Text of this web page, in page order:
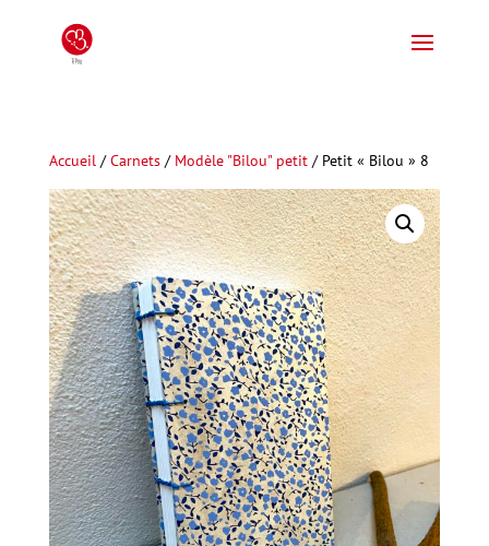
Accueil/Carnets/ Modèle "Bilou" petit/ Petit « Bilou » 8